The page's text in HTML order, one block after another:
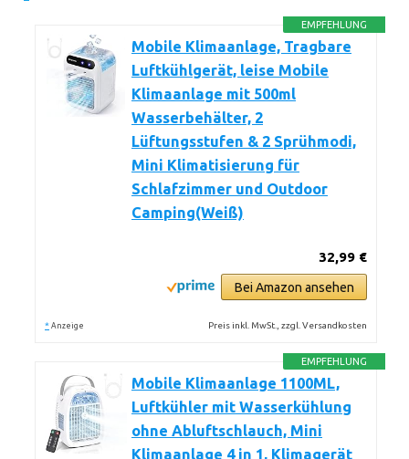
EMPFEHLUNG
Mobile Klimaanlage, Tragbare
Luftkühlgerät, leise Mobile
Klimaanlage mit 500ml
Wasserbehälter, 2
Lüftungsstufen & 2 Sprühmodi,
Mini Klimatisierung für
Schlafzimmer und Outdoor
Camping(Weiß)
32,99 €
Bei Amazon ansehen
* Anzeige Preis inkl. MwSt., zzgl. Versandkosten
EMPFEHLUNG
Mobile Klimaanlage 1100ML,
Luftkühler mit Wasserkühlung
ohne Abluftschlauch, Mini
Klimaanlage 4 in 1, Klimagerät